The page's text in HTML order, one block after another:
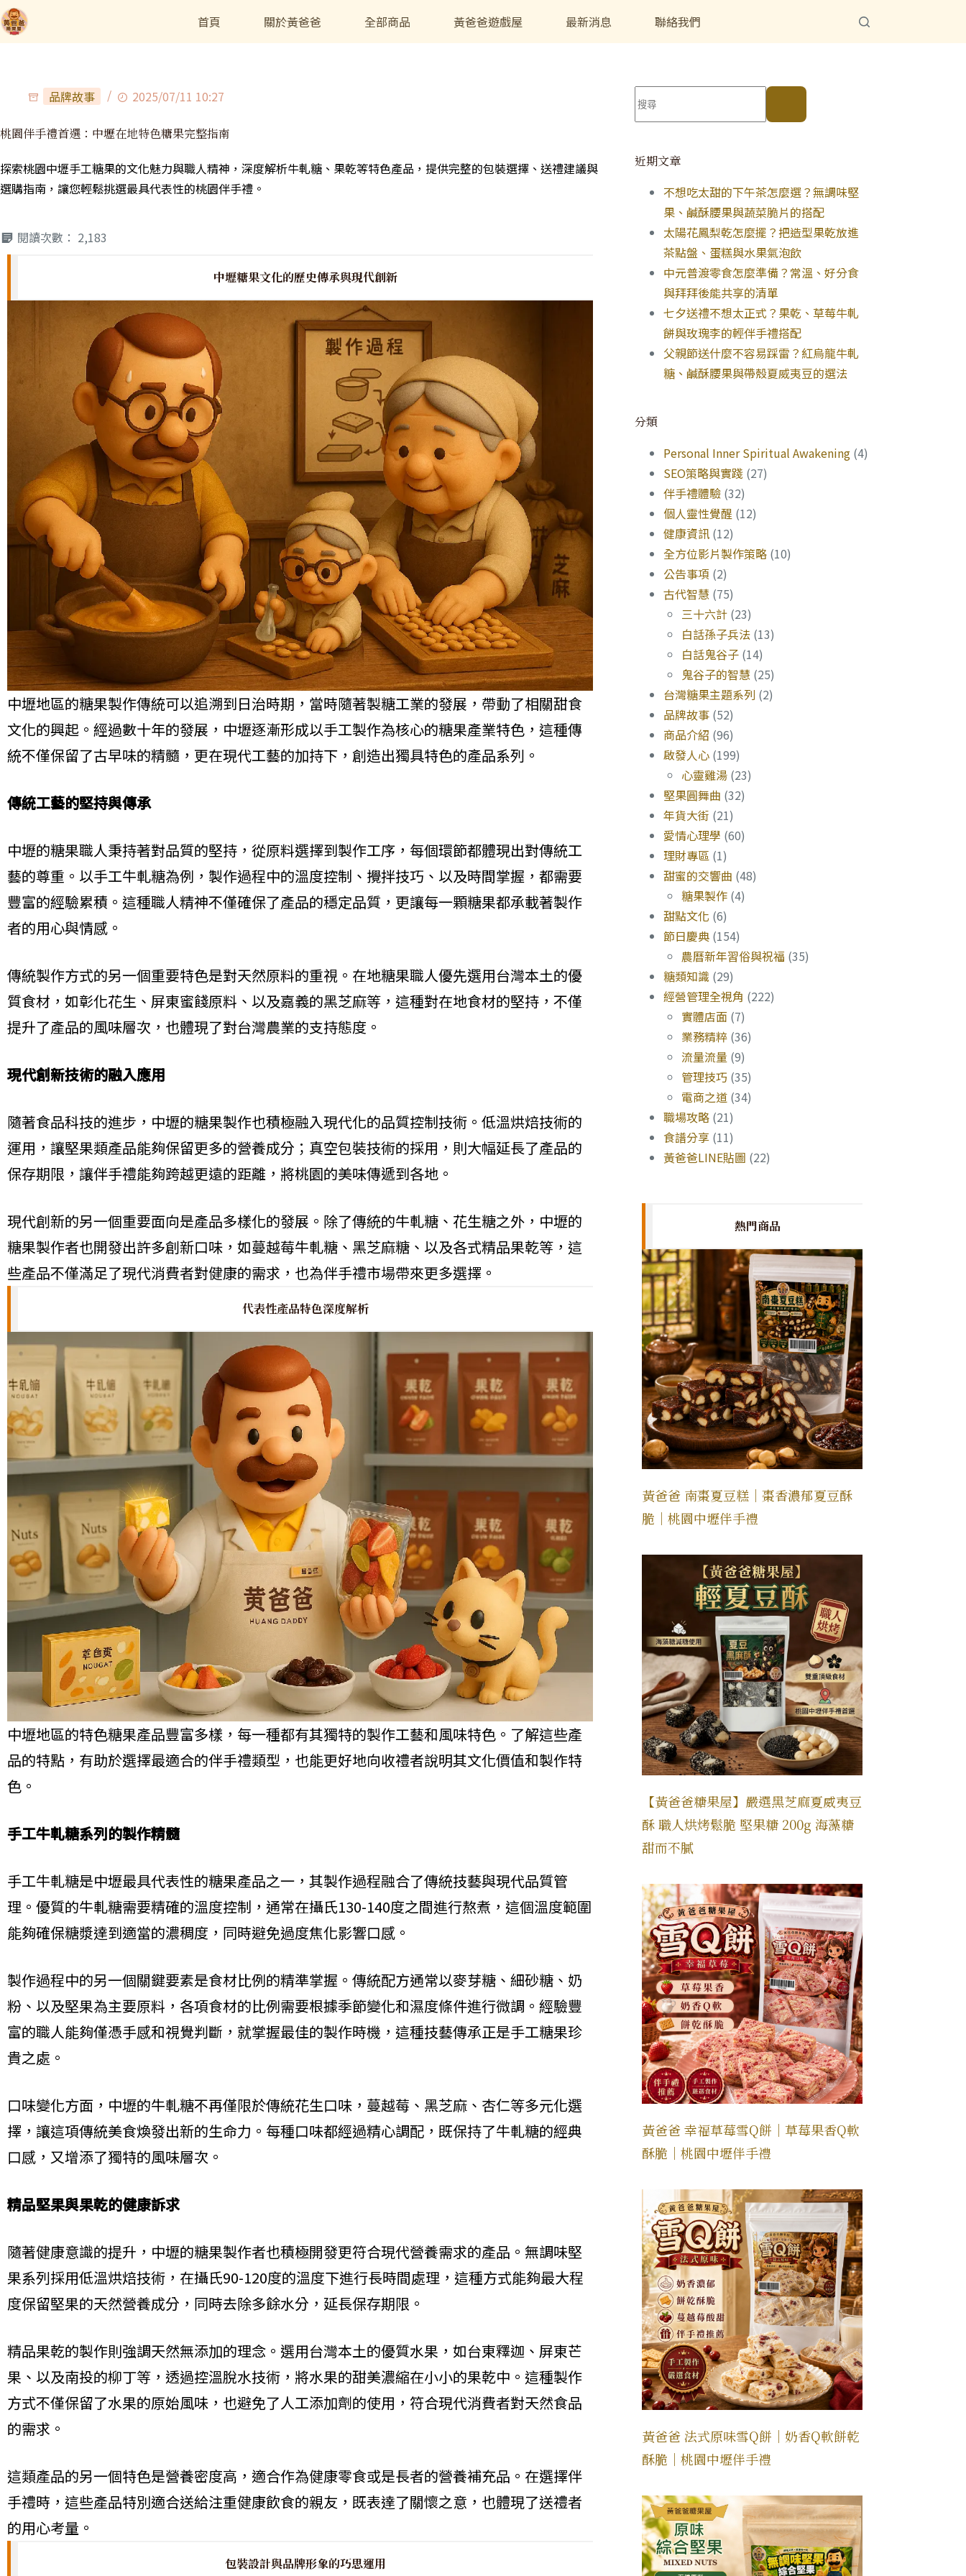
首頁 關於黃爸爸 全部商品 黃爸爸遊戲屋 最新消息 聯絡我們
品牌故事 2025/07/11 10:27
桃園伴手禮首選：中壢在地特色糖果完整指南
探索桃園中壢手工糖果的文化魅力與職人精神，深度解析牛軋糖、果乾等特色產品，提供完整的包裝選擇、送禮建議與
選購指南，讓您輕鬆挑選最具代表性的桃園伴手禮。
閱讀次數： 2,183
中壢糖果文化的歷史傳承與現代創新
中壢地區的糖果製作傳統可以追溯到日治時期，當時隨著製糖工業的發展，帶動了相關甜食
文化的興起。經過數十年的發展，中壢逐漸形成以手工製作為核心的糖果產業特色，這種傳
統不僅保留了古早味的精髓，更在現代工藝的加持下，創造出獨具特色的產品系列。
傳統工藝的堅持與傳承
中壢的糖果職人秉持著對品質的堅持，從原料選擇到製作工序，每個環節都體現出對傳統工
藝的尊重。以手工牛軋糖為例，製作過程中的溫度控制、攪拌技巧、以及時間掌握，都需要
豐富的經驗累積。這種職人精神不僅確保了產品的穩定品質，更讓每一顆糖果都承載著製作
者的用心與情感。
傳統製作方式的另一個重要特色是對天然原料的重視。在地糖果職人優先選用台灣本土的優
質食材，如彰化花生、屏東蜜餞原料、以及嘉義的黑芝麻等，這種對在地食材的堅持，不僅
提升了產品的風味層次，也體現了對台灣農業的支持態度。
現代創新技術的融入應用
隨著食品科技的進步，中壢的糖果製作也積極融入現代化的品質控制技術。低溫烘焙技術的
運用，讓堅果類產品能夠保留更多的營養成分；真空包裝技術的採用，則大幅延長了產品的
保存期限，讓伴手禮能夠跨越更遠的距離，將桃園的美味傳遞到各地。
現代創新的另一個重要面向是產品多樣化的發展。除了傳統的牛軋糖、花生糖之外，中壢的
糖果製作者也開發出許多創新口味，如蔓越莓牛軋糖、黑芝麻糖、以及各式精品果乾等，這
些產品不僅滿足了現代消費者對健康的需求，也為伴手禮市場帶來更多選擇。
代表性產品特色深度解析
中壢地區的特色糖果產品豐富多樣，每一種都有其獨特的製作工藝和風味特色。了解這些產
品的特點，有助於選擇最適合的伴手禮類型，也能更好地向收禮者說明其文化價值和製作特
色。
手工牛軋糖系列的製作精髓
手工牛軋糖是中壢最具代表性的糖果產品之一，其製作過程融合了傳統技藝與現代品質管
理。優質的牛軋糖需要精確的溫度控制，通常在攝氏130-140度之間進行熬煮，這個溫度範圍
能夠確保糖漿達到適當的濃稠度，同時避免過度焦化影響口感。
製作過程中的另一個關鍵要素是食材比例的精準掌握。傳統配方通常以麥芽糖、細砂糖、奶
粉、以及堅果為主要原料，各項食材的比例需要根據季節變化和濕度條件進行微調。經驗豐
富的職人能夠僅憑手感和視覺判斷，就掌握最佳的製作時機，這種技藝傳承正是手工糖果珍
貴之處。
口味變化方面，中壢的牛軋糖不再僅限於傳統花生口味，蔓越莓、黑芝麻、杏仁等多元化選
擇，讓這項傳統美食煥發出新的生命力。每種口味都經過精心調配，既保持了牛軋糖的經典
口感，又增添了獨特的風味層次。
精品堅果與果乾的健康訴求
隨著健康意識的提升，中壢的糖果製作者也積極開發更符合現代營養需求的產品。無調味堅
果系列採用低溫烘焙技術，在攝氏90-120度的溫度下進行長時間處理，這種方式能夠最大程
度保留堅果的天然營養成分，同時去除多餘水分，延長保存期限。
精品果乾的製作則強調天然無添加的理念。選用台灣本土的優質水果，如台東釋迦、屏東芒
果、以及南投的柳丁等，透過控溫脫水技術，將水果的甜美濃縮在小小的果乾中。這種製作
方式不僅保留了水果的原始風味，也避免了人工添加劑的使用，符合現代消費者對天然食品
的需求。
這類產品的另一個特色是營養密度高，適合作為健康零食或是長者的營養補充品。在選擇伴
手禮時，這些產品特別適合送給注重健康飲食的親友，既表達了關懷之意，也體現了送禮者
的用心考量。
包裝設計與品牌形象的巧思運用
近期文章
不想吃太甜的下午茶怎麼選？無調味堅
果、鹹酥腰果與蔬菜脆片的搭配
太陽花鳳梨乾怎麼擺？把造型果乾放進
茶點盤、蛋糕與水果氣泡飲
中元普渡零食怎麼準備？常溫、好分食
與拜拜後能共享的清單
七夕送禮不想太正式？果乾、草莓牛軋
餅與玫瑰李的輕伴手禮搭配
父親節送什麼不容易踩雷？紅烏龍牛軋
糖、鹹酥腰果與帶殼夏威夷豆的選法
分類
Personal Inner Spiritual Awakening (4)
SEO策略與實踐 (27)
伴手禮體驗 (32)
個人靈性覺醒 (12)
健康資訊 (12)
全方位影片製作策略 (10)
公告事項 (2)
古代智慧 (75)
三十六計 (23)
白話孫子兵法 (13)
白話鬼谷子 (14)
鬼谷子的智慧 (25)
台灣糖果主題系列 (2)
品牌故事 (52)
商品介紹 (96)
啟發人心 (199)
心靈雞湯 (23)
堅果圓舞曲 (32)
年貨大街 (21)
愛情心理學 (60)
理財專區 (1)
甜蜜的交響曲 (48)
糖果製作 (4)
甜點文化 (6)
節日慶典 (154)
農曆新年習俗與祝福 (35)
糖類知識 (29)
經營管理全視角 (222)
實體店面 (7)
業務精粹 (36)
流量流量 (9)
管理技巧 (35)
電商之道 (34)
職場攻略 (21)
食譜分享 (11)
黃爸爸LINE貼圖 (22)
熱門商品
黃爸爸 南棗夏豆糕｜棗香濃郁夏豆酥
脆｜桃園中壢伴手禮
【黃爸爸糖果屋】嚴選黑芝麻夏威夷豆
酥 職人烘烤鬆脆 堅果糖 200g 海藻糖
甜而不膩
黃爸爸 幸福草莓雪Q餅｜草莓果香Q軟
酥脆｜桃園中壢伴手禮
黃爸爸 法式原味雪Q餅｜奶香Q軟餅乾
酥脆｜桃園中壢伴手禮